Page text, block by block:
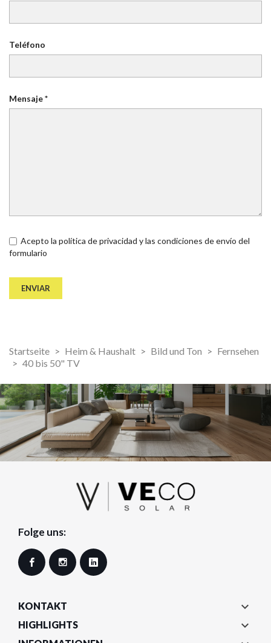
Startseite Heim & Haushalt Bild und Ton
Fernsehen
40 bis 50" TV
Teléfono
Mensaje *
Acepto la política de privacidad y las condiciones de envío del
formulario
Folge uns:
Facebook Instagram
KONTAKT 
HIGHLIGHTS 